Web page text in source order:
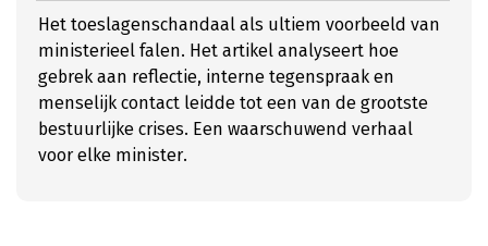
Het toeslagenschandaal als ultiem voorbeeld van
ministerieel falen. Het artikel analyseert hoe
gebrek aan reflectie, interne tegenspraak en
menselijk contact leidde tot een van de grootste
bestuurlijke crises. Een waarschuwend verhaal
voor elke minister.